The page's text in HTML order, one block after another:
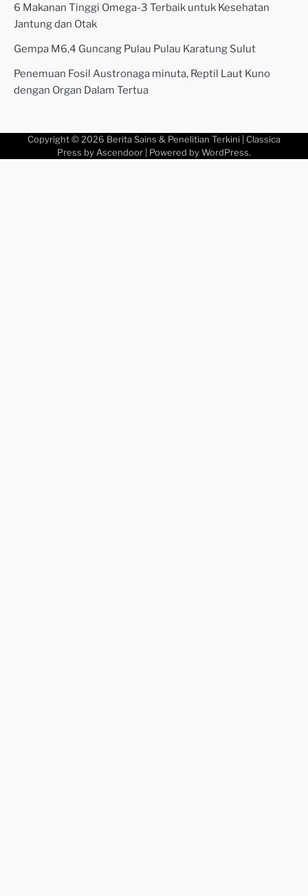
6 Makanan Tinggi Omega-3 Terbaik untuk Kesehatan
Jantung dan Otak
Gempa M6,4 Guncang Pulau Pulau Karatung Sulut
Penemuan Fosil Austronaga minuta, Reptil Laut Kuno
dengan Organ Dalam Tertua
Copyright © 2026 Berita Sains & Penelitian Terkini | Classica
Press by Ascendoor | Powered by WordPress.